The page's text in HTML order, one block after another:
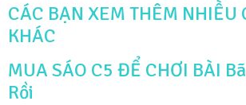
CÁC BẠN XEM THÊM NHIỀU
KHÁC
MUA SÁO C5 ĐỂ CHƠI BÀI
Rồi